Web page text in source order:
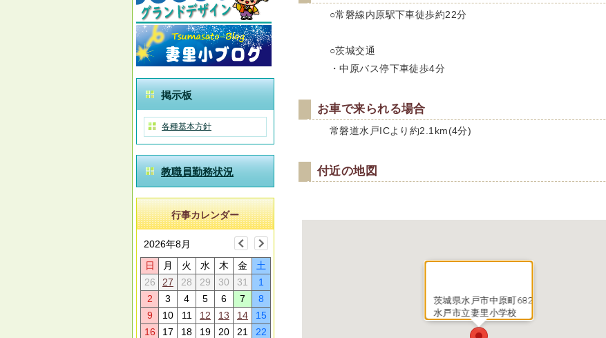
掲示板
各種基本方針
教職員勤務状況
行事カレンダー
2026年8月
日 月 火 水 木 金
土
26
27 28 29 30 31
1
2
3 4 5 6 7
8
9
10 11 12 13 14
15
16
17 18 19 20 21
22
○常磐線内原駅下車徒歩約22分
○茨城交通
・中原バス停下車徒歩4分
お車で来られる場合
常磐道水戸ICより約2.1km(4分)
付近の地図
茨城県水戸市中原町682
水戸市立妻里小学校